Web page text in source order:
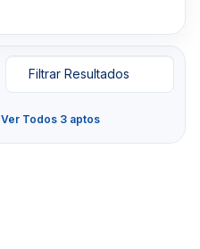
Ver Todos 3 aptos
Filtrar Resultados